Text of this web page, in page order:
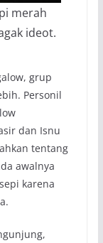
merah
ideot.
grup
Personil
dan Isnu
tentang
awalnya
karena